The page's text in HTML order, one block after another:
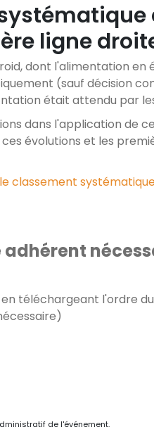
ligne
dont l'alimentation en
(sauf décision
était attendu par
dans l'application de
évolutions et les
classement
téléchargeant l'ordre
de l'événement.